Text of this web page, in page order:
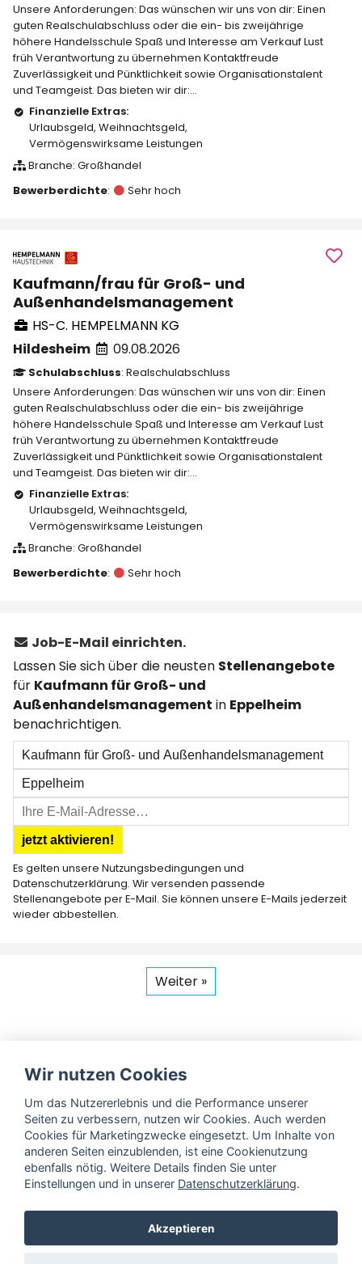
Unsere Anforderungen: Das wünschen wir uns von dir: Einen
guten Realschulabschluss oder die ein- bis zweijährige
höhere Handelsschule Spaß und Interesse am Verkauf Lust
früh Verantwortung zu übernehmen Kontaktfreude
Zuverlässigkeit und Pünktlichkeit sowie Organisationstalent
und Teamgeist. Das bieten wir dir:...
Finanzielle Extras:
Urlaubsgeld, Weihnachtsgeld,
Vermögenswirksame Leistungen
Branche: Großhandel
Bewerberdichte: Sehr hoch
Kaufmann/frau für Groß- und
Außenhandelsmanagement
HS-C. HEMPELMANN KG
Hildesheim
09.08.2026
Schulabschluss: Realschulabschluss
Unsere Anforderungen: Das wünschen wir uns von dir: Einen
guten Realschulabschluss oder die ein- bis zweijährige
höhere Handelsschule Spaß und Interesse am Verkauf Lust
früh Verantwortung zu übernehmen Kontaktfreude
Zuverlässigkeit und Pünktlichkeit sowie Organisationstalent
und Teamgeist. Das bieten wir dir:...
Finanzielle Extras:
Urlaubsgeld, Weihnachtsgeld,
Vermögenswirksame Leistungen
Branche: Großhandel
Bewerberdichte: Sehr hoch
Job-E-Mail einrichten.
Lassen Sie sich über die neusten Stellenangebote
für Kaufmann für Groß- und
Außenhandelsmanagement in Eppelheim
benachrichtigen.
jetzt aktivieren!
Es gelten unsere Nutzungsbedingungen und
Datenschutzerklärung. Wir versenden passende
Stellenangebote per E-Mail. Sie können unsere E-Mails jederzeit
wieder abbestellen.
Weiter »
Unsere Auszeichnungen
Wir nutzen Cookies
Um das Nutzererlebnis und die Performance unserer
Seiten zu verbessern, nutzen wir Cookies. Auch werden
Cookies für Marketingzwecke eingesetzt. Um Inhalte von
anderen Seiten einzublenden, ist eine Cookienutzung
ebenfalls nötig. Weitere Details finden Sie unter
Einstellungen und in unserer Datenschutzerklärung.
Akzeptieren